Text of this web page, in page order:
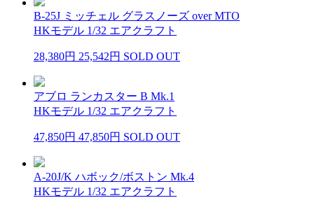
B-25J ミッチェル グラスノーズ over MTO
HKモデル 1/32 エアクラフト
28,380円 25,542円 SOLD OUT
アブロ ランカスター B Mk.1
HKモデル 1/32 エアクラフト
47,850円 47,850円 SOLD OUT
A-20J/K ハボック/ボストン Mk.4
HKモデル 1/32 エアクラフト